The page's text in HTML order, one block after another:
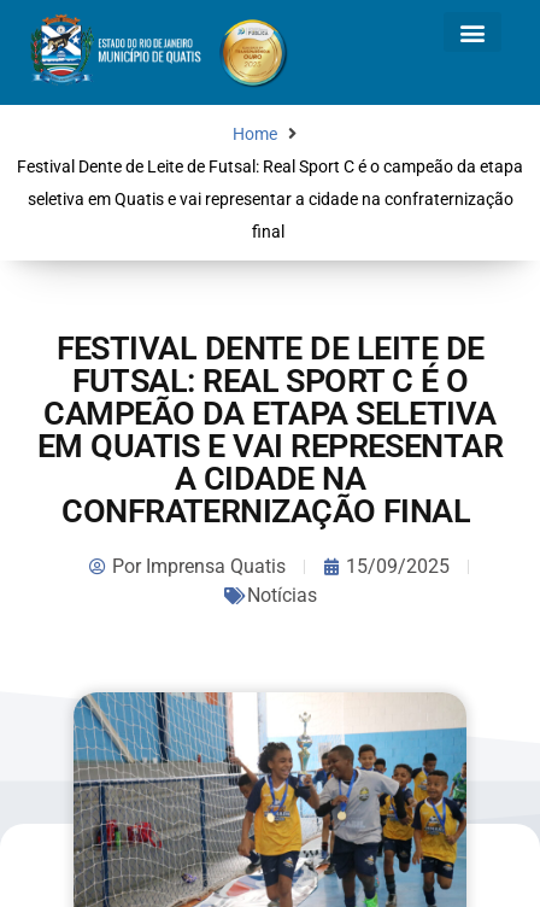
Home
Festival Dente de Leite de Futsal: Real Sport C é o campeão da etapa
seletiva em Quatis e vai representar a cidade na confraternização
final
FESTIVAL DENTE DE LEITE DE
FUTSAL: REAL SPORT C É O
CAMPEÃO DA ETAPA SELETIVA
EM QUATIS E VAI REPRESENTAR
A CIDADE NA
CONFRATERNIZAÇÃO FINAL
PorImprensa Quatis
15/09/2025
Notícias